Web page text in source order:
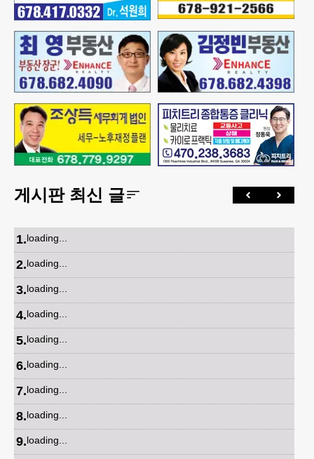
게시판 최신 글
1.loading...
2.loading...
3.loading...
4.loading...
5.loading...
6.loading...
7.loading...
8.loading...
9.loading...